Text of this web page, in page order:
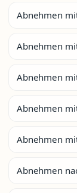
Abnehmen
Abnehmen
Abnehmen
Abnehmen
Abnehmen
Abnehmen